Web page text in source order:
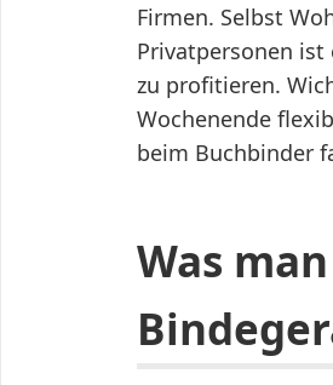
Firmen. Selbst
Privatpersonen
zu profitieren.
Wochenende
beim Buchbinder
Was